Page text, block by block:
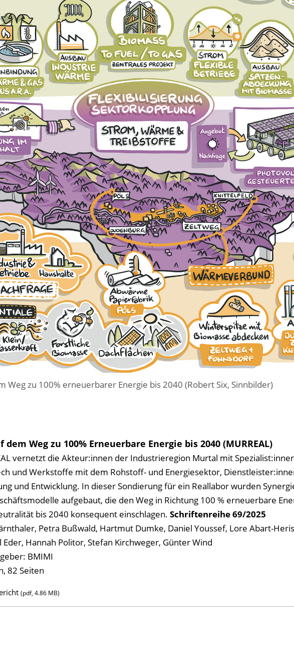
Weg zu 100% erneuerbarer Energie bis 2040 (Robert Six, Sinnbilder)
Weg zu 100% Erneuerbare Energie bis 2040 (MURREAL)
vernetzt die Akteur:innen der Industrieregion Murtal mit
und Werkstoffe mit dem Rohstoff- und Energiesektor,
und Entwicklung. In dieser Sondierung für ein Reallabor wurden
aufgebaut, die den Weg in Richtung 100 % erneuerbare
bis 2040 konsequent einschlagen. Schriftenreihe69/2025
Petra Bußwald, Hartmut Dumke, Daniel Youssef, Lore Abart-
Eder, Hannah Politor, Stefan Kirchweger, Günter Wind
BMIMI
82 Seiten
(pdf, 4.86 MB)